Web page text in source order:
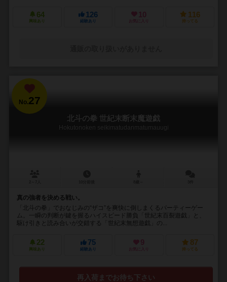
64
興味あり
126
経験あり
10
お気に入り
116
持ってる
No.27
北斗の拳 世紀末断末魔遊戯
Hokutonoken seikimatudanmatumauugi
真の強者を決める戦い。
「北斗の拳」でおなじみの“ザコ”を爽快に倒しまくるパーティーゲー
ム。一瞬の判断が鍵を握るハイスピード勝負「世紀末百裂遊戯」と、
駆け引きと読み合いが交錯する「世紀末無想遊戯」の...
22
興味あり
75
経験あり
9
お気に入り
87
持ってる
再入荷までお待ち下さい